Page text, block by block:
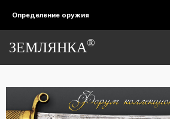
Определение оружия
ЗЕМЛЯНКА®